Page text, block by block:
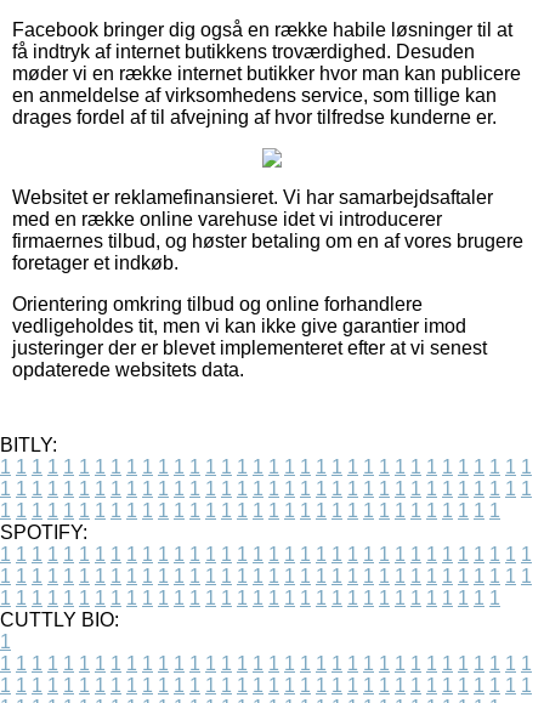
Facebook bringer dig også en række habile løsninger til at
få indtryk af internet butikkens troværdighed. Desuden
møder vi en række internet butikker hvor man kan publicere
en anmeldelse af virksomhedens service, som tillige kan
drages fordel af til afvejning af hvor tilfredse kunderne er.
Websitet er reklamefinansieret. Vi har samarbejdsaftaler
med en række online varehuse idet vi introducerer
firmaernes tilbud, og høster betaling om en af vores brugere
foretager et indkøb.
Orientering omkring tilbud og online forhandlere
vedligeholdes tit, men vi kan ikke give garantier imod
justeringer der er blevet implementeret efter at vi senest
opdaterede websitets data.
BITLY:
1 1 1 1 1 1 1 1 1 1 1 1 1 1 1 1 1 1 1 1 1 1 1 1 1 1 1 1 1 1 1 1 1 1
1 1 1 1 1 1 1 1 1 1 1 1 1 1 1 1 1 1 1 1 1 1 1 1 1 1 1 1 1 1 1 1 1 1
1 1 1 1 1 1 1 1 1 1 1 1 1 1 1 1 1 1 1 1 1 1 1 1 1 1 1 1 1 1 1 1
SPOTIFY:
1 1 1 1 1 1 1 1 1 1 1 1 1 1 1 1 1 1 1 1 1 1 1 1 1 1 1 1 1 1 1 1 1 1
1 1 1 1 1 1 1 1 1 1 1 1 1 1 1 1 1 1 1 1 1 1 1 1 1 1 1 1 1 1 1 1 1 1
1 1 1 1 1 1 1 1 1 1 1 1 1 1 1 1 1 1 1 1 1 1 1 1 1 1 1 1 1 1 1 1
CUTTLY BIO:
1
1 1 1 1 1 1 1 1 1 1 1 1 1 1 1 1 1 1 1 1 1 1 1 1 1 1 1 1 1 1 1 1 1 1
1 1 1 1 1 1 1 1 1 1 1 1 1 1 1 1 1 1 1 1 1 1 1 1 1 1 1 1 1 1 1 1 1 1